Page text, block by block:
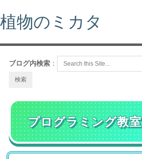
植物のミカタ
ブログ内検索 ：
プログラミング教室